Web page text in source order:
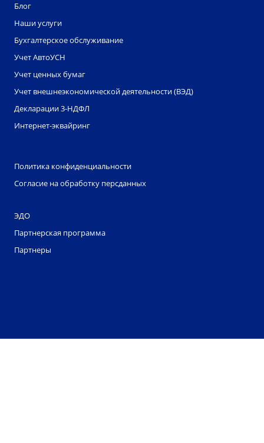
Блог
Наши услуги
Бухгалтерское обслуживание
Учет АвтоУСН
Учет ценных бумаг
Учет внешнеэкономической деятельности (ВЭД)
Декларации 3-НДФЛ
Интернет-эквайринг
Политика конфиденциальности
Согласие на обработку персданных
ЭДО
Партнерская программа
Партнеры